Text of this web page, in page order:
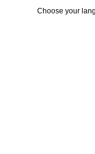
Choose your